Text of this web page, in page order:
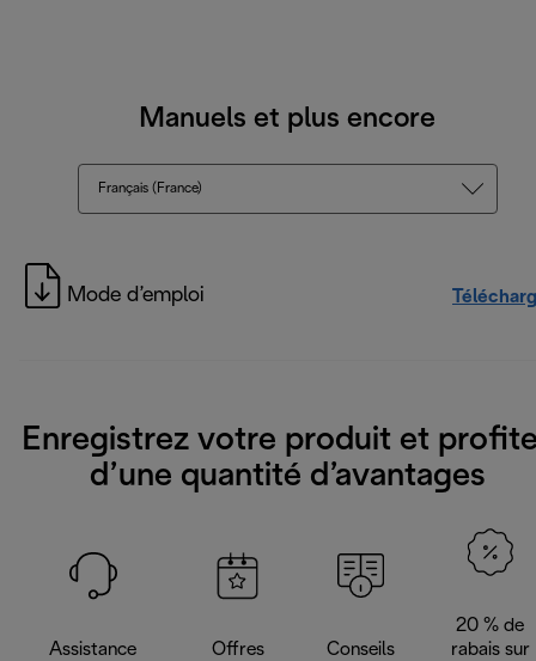
Manuels et plus encore
Français (France)
Mode d’emploi
Enregistrez votre produit et
d’une quantité d’avantages
Assistance
Offres
Conseils
20 % de
rabais sur